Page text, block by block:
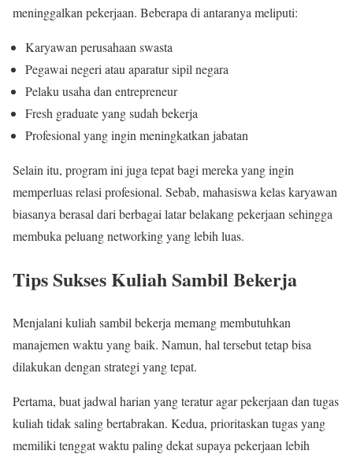
meninggalkan pekerjaan. Beberapa di antaranya meliputi:
Karyawan perusahaan swasta
Pegawai negeri atau aparatur sipil negara
Pelaku usaha dan entrepreneur
Fresh graduate yang sudah bekerja
Profesional yang ingin meningkatkan jabatan
Selain itu, program ini juga tepat bagi mereka yang ingin
memperluas relasi profesional. Sebab, mahasiswa kelas karyawan
biasanya berasal dari berbagai latar belakang pekerjaan sehingga
membuka peluang networking yang lebih luas.
Tips Sukses Kuliah Sambil Bekerja
Menjalani kuliah sambil bekerja memang membutuhkan
manajemen waktu yang baik. Namun, hal tersebut tetap bisa
dilakukan dengan strategi yang tepat.
Pertama, buat jadwal harian yang teratur agar pekerjaan dan tugas
kuliah tidak saling bertabrakan. Kedua, prioritaskan tugas yang
memiliki tenggat waktu paling dekat supaya pekerjaan lebih